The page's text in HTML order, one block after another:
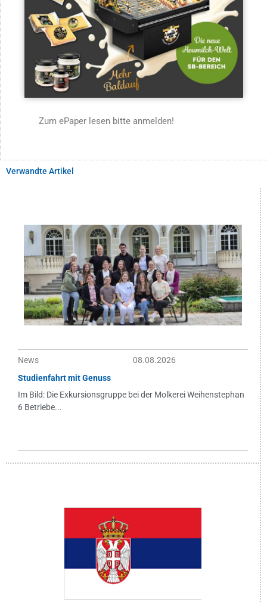
Zum ePaper lesen bitte anmelden!
Verwandte Artikel
News
08.08.2026
Studienfahrt mit Genuss
Im Bild: Die Exkursionsgruppe bei der Molkerei Weihenstephan
6 Betriebe...